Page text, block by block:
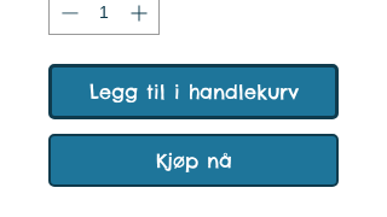
Legg til i handlekurv
Kjøp nå